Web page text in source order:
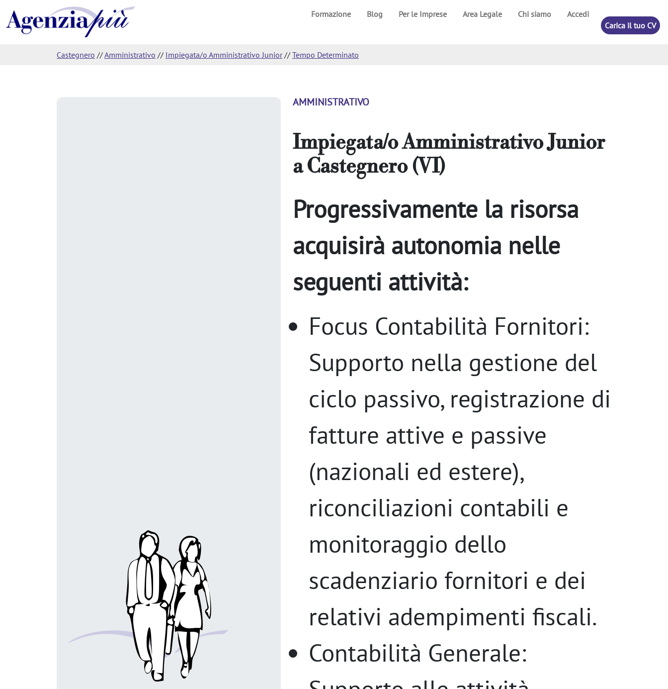
Formazione Blog Per le Imprese Area Legale Chi siamo
Accedi
Carica il tuo CV
Castegnero //Amministrativo // Impiegata/o Amministrativo Junior// Tempo Determinato
AMMINISTRATIVO
Impiegata/o Amministrativo Junior
aCastegnero (VI)
Progressivamente la risorsa
acquisirà autonomia nelle
seguenti attività:
Focus Contabilità Fornitori:
Supporto nella gestione del
ciclo passivo, registrazione di
fatture attive e passive
(nazionali ed estere),
riconciliazioni contabili e
monitoraggio dello
scadenziario fornitori e dei
relativi adempimenti fiscali.
Contabilità Generale: